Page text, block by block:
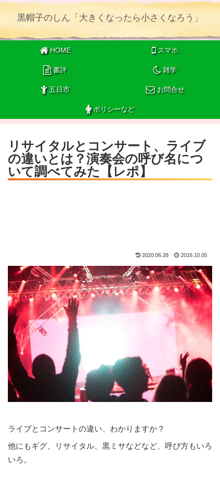
黒帽子のしん「大きくなったら小さくなろう」
HOME スマホ
書評 雑学
五日市 お問合せ
ポリシーなど
リサイタルとコンサート、ライブ
の違いとは？演奏会の呼び名につ
いて調べてみた【レポ】
2020.06.28 2016.10.05
ライブとコンサートの違い、わかりますか？
他にもギグ、リサイタル、黒ミサなどなど、呼び方もいろ
いろ。